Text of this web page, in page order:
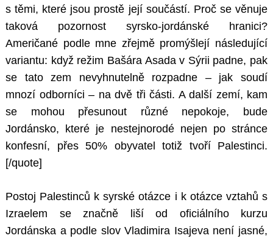
s těmi, které jsou prostě její součástí. Proč se věnuje
taková pozornost syrsko-jordánské hranici?
Američané podle mne zřejmě promýšlejí následující
variantu: když režim Bašára Asada v Sýrii padne, pak
se tato zem nevyhnutelně rozpadne – jak soudí
mnozí odborníci – na dvě tři části. A další zemí, kam
se mohou přesunout různé nepokoje, bude
Jordánsko, které je nestejnorodé nejen po stránce
konfesní, přes 50% obyvatel totiž tvoří Palestinci.
[/quote]
Postoj Palestinců k syrské otázce i k otázce vztahů s
Izraelem se značně liší od oficiálního kurzu
Jordánska a podle slov Vladimira Isajeva není jasné,